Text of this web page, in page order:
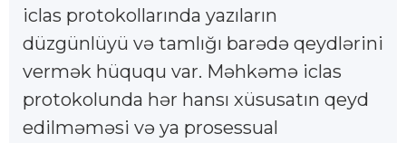
iclas protokollarında yazıların
düzgünlüyü və tamlığı barədə qeydlərini
vermək hüququ var. Məhkəmə iclas
protokolunda hər hansı xüsusatın qeyd
edilməməsi və ya prosessual